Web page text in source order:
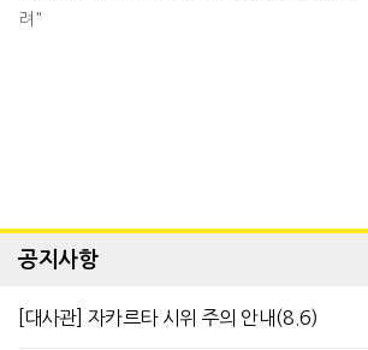
려"
공지사항
[대사관] 자카르타 시위 주의 안내(8.6)